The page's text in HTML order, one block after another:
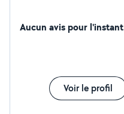
Aucun avis pour l'instant
Voir le profil